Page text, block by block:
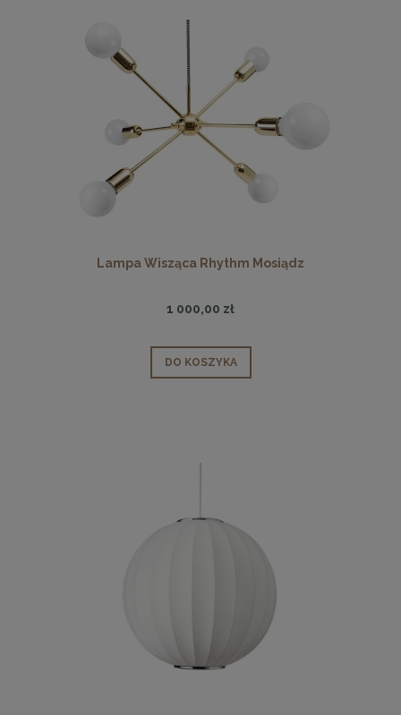
Lampa Wisząca Rhythm Mosiądz
1 000,00 zł
DO KOSZYKA